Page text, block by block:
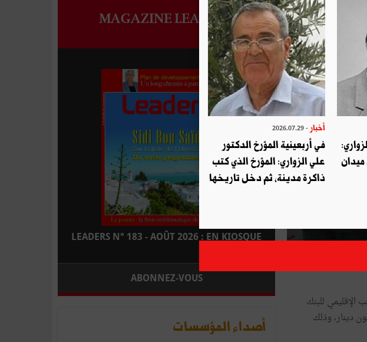
المكتب الإقليمي للبنك
محمد العزيزي على اتفاقية تمويل هذا المشروع الذي تبلغ قيمته الجملية 700 مليون دينار، وذلك
MAGAZINE LEADERS
LEADERS N° 183 - AOÛT 2026 : EN KIOSQUE
ABONNEZ-VOUS
أصداء المؤسسات
ميدان
أخبار - 2026.07.29
في أربعينية المؤرخ الدكتور
علي الزواري: المؤرخ الذي كتب
ذاكرة مدينة، ثم دخل تاريخها